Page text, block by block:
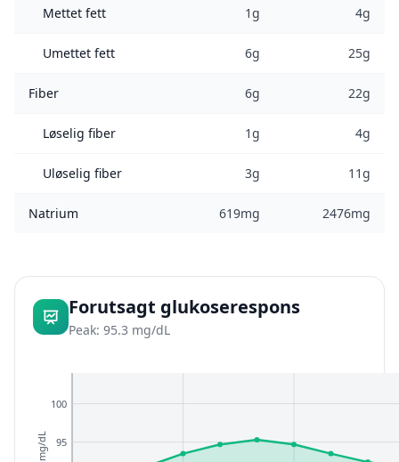
Mettet fett 1g 4g
Umettet fett 6g 25g
Fiber 6g 22g
Løselig fiber 1g 4g
Uløselig fiber 3g 11g
Natrium 619mg 2476mg
Forutsagt glukoserespons
Peak: 95.3 mg/dL
95
100
mg/dL